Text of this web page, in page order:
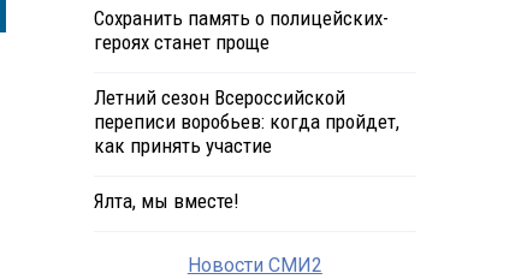
Сохранить память о полицейских-
героях станет проще
Летний сезон Всероссийской
переписи воробьев: когда пройдет,
как принять участие
Ялта, мы вместе!
Новости СМИ2